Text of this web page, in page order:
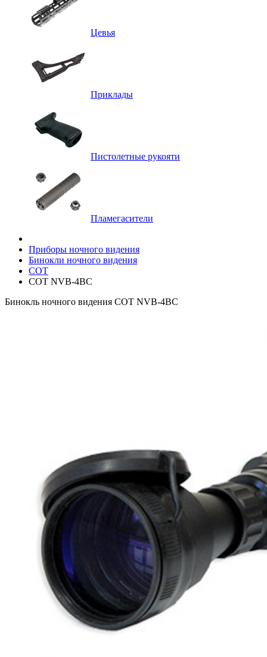
Цевья
Приклады
Пистолетные рукояти
Пламегасители
Приборы ночного видения
Бинокли ночного видения
СОТ
СОТ NVB-4ВС
Бинокль ночного видения СОТ NVB-4ВС